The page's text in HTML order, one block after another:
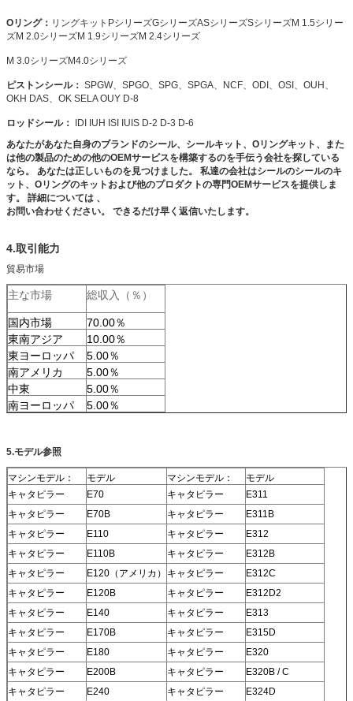
Oリング： リングキットPシリーズGシリーズASシリーズSシリーズM 1.5シリー
ズM 2.0シリーズM 1.9シリーズM 2.4シリーズ
M 3.0シリーズM4.0シリーズ
ピストンシール： SPGW、SPGO、SPG、SPGA、NCF、ODI、OSI、OUH、
OKH DAS、OK SELA OUY D-8
ロッドシール： IDI IUH ISI IUIS D-2 D-3 D-6
あなたがあなた自身のブランドのシール、シールキット、Oリングキット、また
は他の製品のための他のOEMサービスを構築するのを手伝う会社を探している
なら。
あなたは正しいものを見つけました。
私達の会社はシールのシールのキ
ット、Oリングのキットおよび他のプロダクトの専門OEMサービスを提供しま
す。
詳細については 、
お問い合わせください。
できるだけ早く返信いたします。
4.取引能力
貿易市場
主な市場 総収入（％）
国内市場
70.00％
東南アジア
10.00％
東ヨーロッパ
5.00％
南アメリカ
5.00％
中東
5.00％
南ヨーロッパ
5.00％
5.モデル参照
マシンモデル： モデル マシンモデル：
モデル
キャタピラー
E70 キャタピラー
E311
キャタピラー
E70B キャタピラー
E311B
キャタピラー
E110 キャタピラー
E312
キャタピラー
E110B キャタピラー
E312B
キャタピラー
E120（アメリカ） キャタピラー
E312C
キャタピラー
E120B キャタピラー
E312D2
キャタピラー
E140 キャタピラー
E313
キャタピラー
E170B キャタピラー
E315D
キャタピラー
E180 キャタピラー
E320
キャタピラー
E200B キャタピラー
E320B / C
キャタピラー
E240 キャタピラー
E324D